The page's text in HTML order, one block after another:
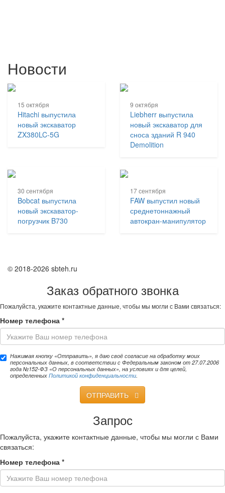
Новости
15 октября
Hitachi выпустила
новый экскаватор
ZX380LC-5G
9 октября
Liebherr выпустила
новый экскаватор для
сноса зданий R 940
Demolition
30 сентября
Bobcat выпустила
новый экскаватор-
погрузчик B730
17 сентября
FAW выпустил новый
среднетоннажный
автокран-манипулятор
© 2018-2026 sbteh.ru
Заказ обратного звонка
Пожалуйста, укажите контактные данные, чтобы мы могли с Вами связаться:
Номер телефона *
Нажимая кнопку «Отправить», я даю своё согласие на обработку моих
персональных данных, в соответствии с Федеральным законом от 27.07.2006
года №152-ФЗ «О персональных данных», на условиях и для целей,
определенных Политикой конфиденциальности
ОТПРАВИТЬ
Запрос
Пожалуйста, укажите контактные данные, чтобы мы могли с Вами
связаться:
Номер телефона *